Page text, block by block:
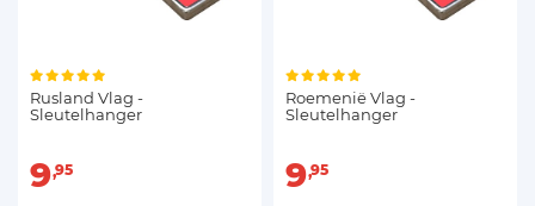
Rusland Vlag -
Sleutelhanger
9 95
Roemenië Vlag -
Sleutelhanger
9 95